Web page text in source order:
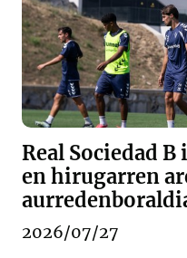
Real Sociedad
en hirugarren
2026/07/27